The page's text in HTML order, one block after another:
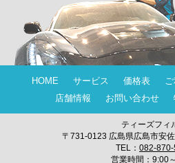
HOME サービス 価格表
店舗情報
お問い合わせ
ティーズフィ
〒731-0123 広島県広島市安
TEL： 082-870-
営業時間：9:00